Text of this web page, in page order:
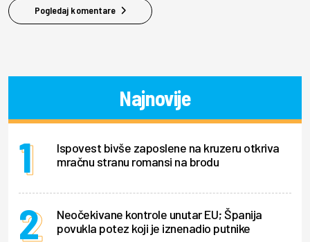
Pogledaj komentare
Najnovije
Ispovest bivše zaposlene na kruzeru otkriva
mračnu stranu romansi na brodu
Neočekivane kontrole unutar EU; Španija
povukla potez koji je iznenadio putnike